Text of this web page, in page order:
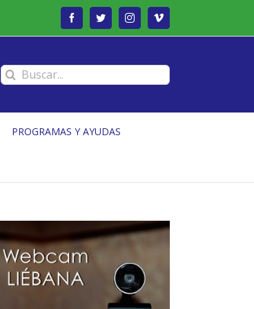
FacebookTwitterInstagramVimeo
Buscar:
PROGRAMAS Y AYUDAS